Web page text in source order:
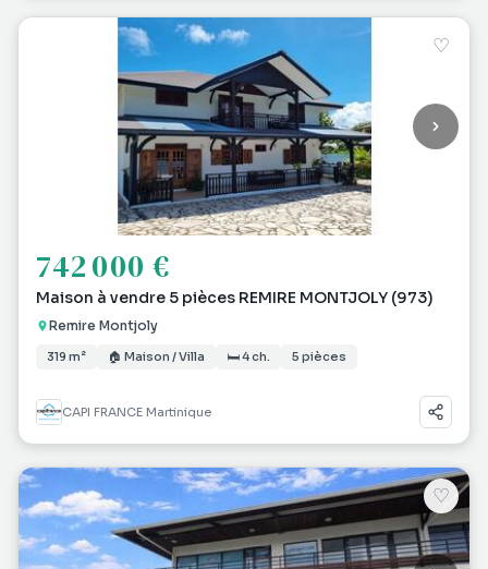
♡
742 000 €
Maison à vendre 5 pièces REMIRE MONTJOLY (973)
Remire Montjoly
319 m² 🏠 Maison / Villa 🛏 4 ch. 5 pièces
CAPI FRANCE Martinique
♡